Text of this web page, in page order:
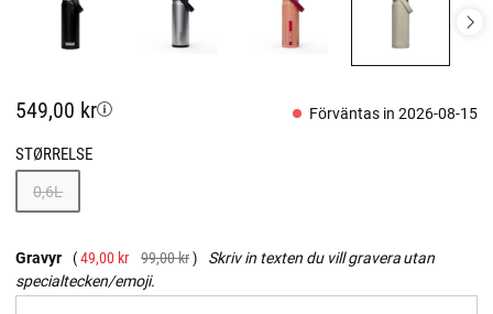
549,00 kr Förväntas in 2026-08-15
STØRRELSE
0,6L
Gravyr 49,00 kr 99,00 kr
Skriv in texten du vill gravera utan
specialtecken/emoji.